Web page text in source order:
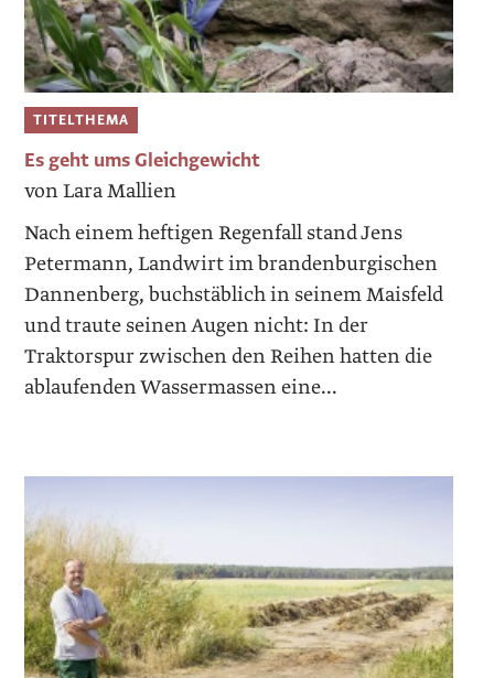
TITELTHEMA
Es geht ums Gleichgewicht
von Lara Mallien
Nach einem heftigen Regenfall stand Jens
Petermann, Landwirt im brandenburgischen
Dannenberg, buchstäblich in ­seinem Maisfeld
und traute seinen Augen nicht: In der
Traktorspur zwischen den Reihen hatten die
ablaufenden Wassermassen eine...